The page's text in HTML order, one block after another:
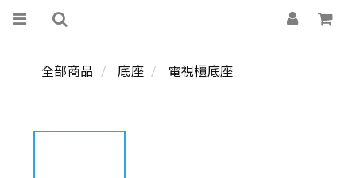
全部商品 底座 電視櫃底座